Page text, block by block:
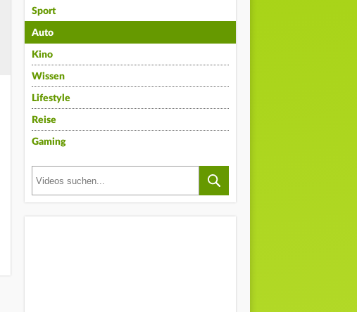
Sport
Auto
Kino
Wissen
Lifestyle
Reise
Gaming